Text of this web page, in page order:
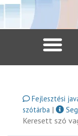
Fejlesztési
szótárba |
Keresett szó